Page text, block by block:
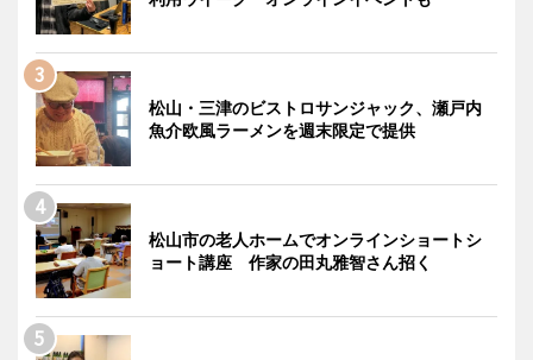
松山・三津のビストロサンジャック、瀬戸内
魚介欧風ラーメンを週末限定で提供
松山市の老人ホームでオンラインショートシ
ョート講座 作家の田丸雅智さん招く